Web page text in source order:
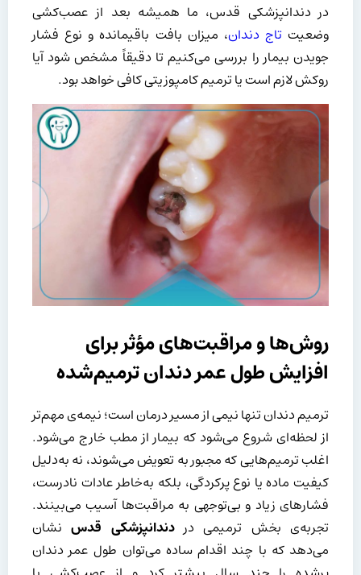
در دندانپزشکی قدس، ما همیشه بعد از عصب‌کشی
وضعیت تاج دندان، میزان بافت باقیمانده و نوع فشار
جویدن بیمار را بررسی می‌کنیم تا دقیقاً مشخص شود آیا
روکش لازم است یا ترمیم کامپوزیتی کافی خواهد بود.
روش‌ها و مراقبت‌های مؤثر برای
افزایش طول عمر دندان ترمیم‌شده
ترمیم دندان تنها نیمی از مسیر درمان است؛ نیمه‌ی مهم‌تر
از لحظه‌ای شروع می‌شود که بیمار از مطب خارج می‌شود.
اغلب ترمیم‌هایی که مجبور به تعویض می‌شوند، نه به‌دلیل
کیفیت ماده یا نوع پرکردگی، بلکه به‌خاطر عادات نادرست،
فشارهای زیاد و بی‌توجهی به مراقبت‌ها آسیب می‌بینند.
تجربه‌ی بخش ترمیمی دردندانپزشکی قدسنشان
می‌دهد که با چند اقدام ساده می‌توان طول عمر دندان